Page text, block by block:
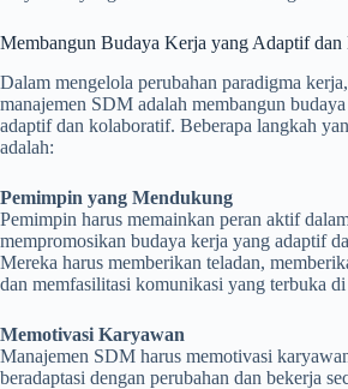
Membangun Budaya Kerja yang Adaptif
Dalam mengelola perubahan paradigma
manajemen SDM adalah membangun
adaptif dan kolaboratif. Beberapa langkah
adalah:
Pemimpin yang Mendukung
Pemimpin harus memainkan peran aktif
mempromosikan budaya kerja yang adaptif
Mereka harus memberikan teladan,
dan memfasilitasi komunikasi yang terbuka
Memotivasi Karyawan
Manajemen SDM harus memotivasi
beradaptasi dengan perubahan dan bekerja